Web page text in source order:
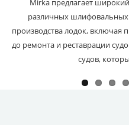
Mirka предлагает
различных шлифовальных
производства лодок, включая
до ремонта и реставрации
судов,